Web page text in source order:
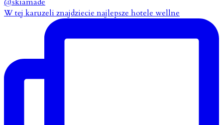
W tej karuzeli znajdziecie najlepsze hotele wellne